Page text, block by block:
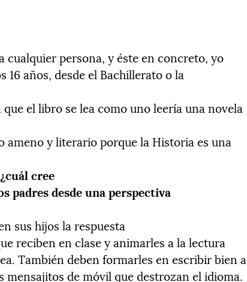
cualquier persona, y éste en concreto, yo
16 años, desde el Bachillerato o la
el libro se lea como uno leería una novela
ameno y literario porque la Historia es una
cree
padres desde una perspectiva
sus hijos la respuesta
reciben en clase y animarles a la lectura
También deben formarles en escribir bien a
de móvil que destrozan el idioma.